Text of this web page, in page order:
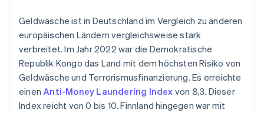
Geldwäsche ist in Deutschland im Vergleich zu anderen
europäischen Ländern vergleichsweise stark
verbreitet. Im Jahr 2022 war die Demokratische
Republik Kongo das Land mit dem höchsten Risiko von
Geldwäsche und Terrorismusfinanzierung. Es erreichte
einenAnti-Money Laundering Index von 8,3. Dieser
Index reicht von 0 bis 10. Finnland hingegen war mit